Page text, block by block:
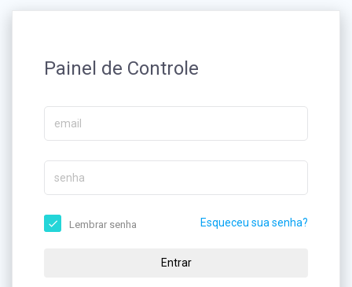
Painel de Controle
Lembrar senha Esqueceu sua senha?
Entrar